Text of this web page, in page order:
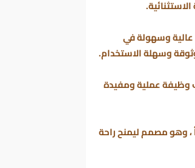
عالية وسهولة في
وسهلة الاستخدام.
وظيفة عملية ومفيدة
، وهو مصمم ليمنح راحة